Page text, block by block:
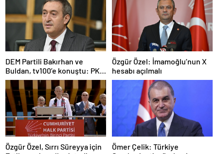
DEM Partili Bakırhan ve
Buldan, tv100’e konuştu: PKK
ne zaman kendini feshedecek
Özgür Özel: İmamoğlu’nun X
hesabı açılmalı
Özgür Özel, Sırrı Süreyya için
Ömer Çelik: Türkiye